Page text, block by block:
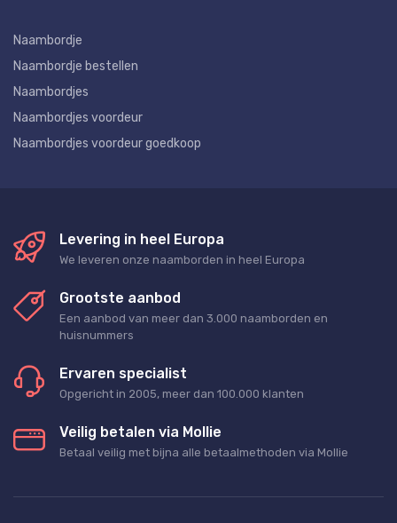
Naambordje
Naambordje bestellen
Naambordjes
Naambordjes voordeur
Naambordjes voordeur goedkoop
Levering in heel Europa
We leveren onze naamborden in heel Europa
Grootste aanbod
Een aanbod van meer dan 3.000 naamborden en
huisnummers
Ervaren specialist
Opgericht in 2005, meer dan 100.000 klanten
Veilig betalen via Mollie
Betaal veilig met bijna alle betaalmethoden via Mollie